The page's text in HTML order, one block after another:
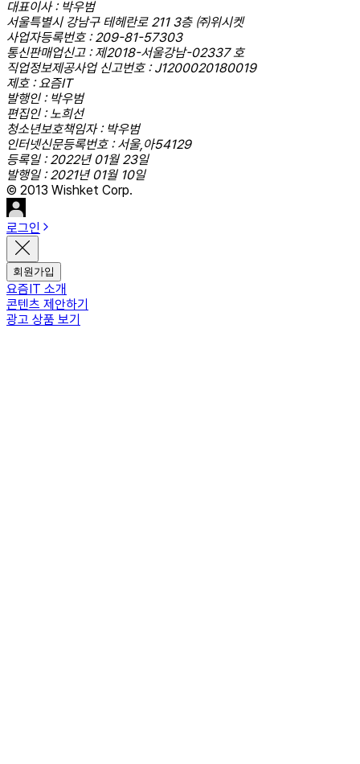
대표이사 : 박우범
서울특별시 강남구 테헤란로 211 3층 ㈜위시켓
사업자등록번호 : 209-81-57303
통신판매업신고 : 제2018-서울강남-02337 호
직업정보제공사업 신고번호 : J1200020180019
제호 : 요즘IT
발행인 : 박우범
편집인 : 노희선
청소년보호책임자 : 박우범
인터넷신문등록번호 : 서울,아54129
등록일 : 2022년 01월 23일
발행일 : 2021년 01월 10일
© 2013 Wishket Corp.
로그인
회원가입
요즘IT 소개
콘텐츠 제안하기
광고 상품 보기